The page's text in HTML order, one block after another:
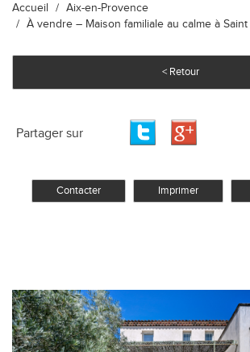
Accueil
Aix-en-Provence
À vendre – Maison familiale au calme à
< Retour
Partager sur
Contacter Imprimer